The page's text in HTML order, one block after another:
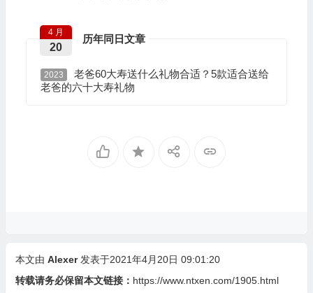
历年同日文章
4 月
20
2023
老爸60大寿送什么礼物合适？5款适合送给
老爸的六十大寿礼物
本文由 Alexer 发表于2021年4月20日 09:01:20
转载请务必保留本文链接： https://www.ntxen.com/1905.html